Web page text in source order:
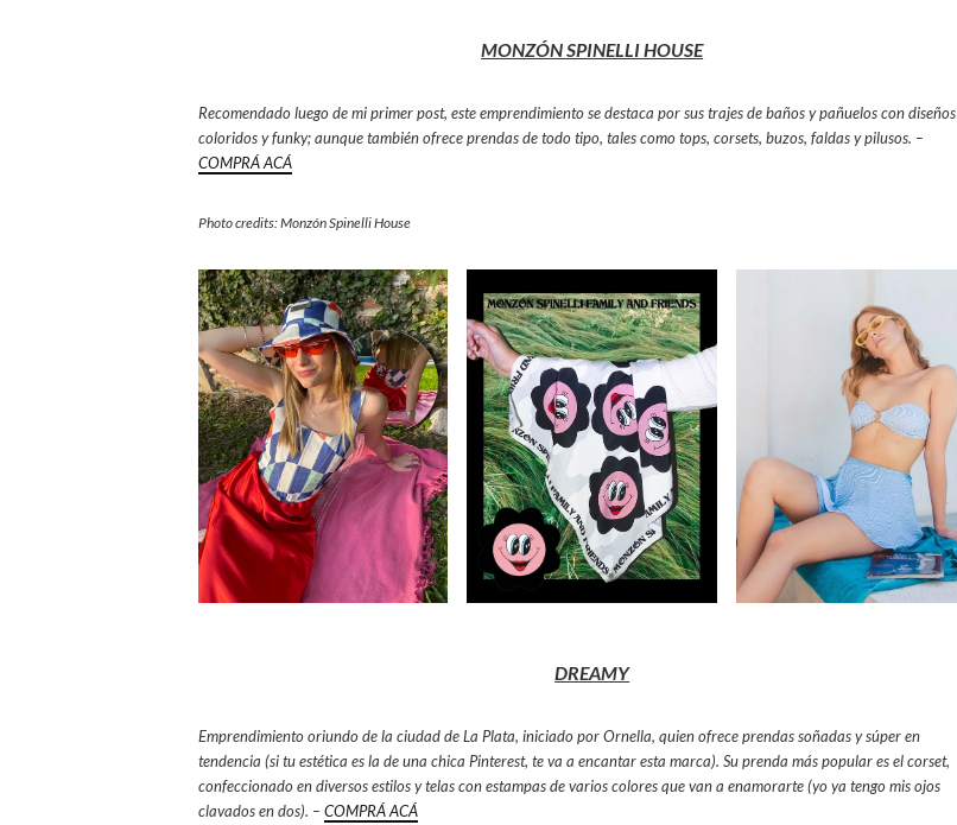
MONZÓN SPINELLI HOUSE
Recomendado luego de mi primer post, este emprendimiento se destaca por sus trajes de baños y pañuelos con diseños
coloridos y funky; aunque también ofrece prendas de todo tipo, tales como tops, corsets, buzos, faldas y pilusos. –
COMPRÁ ACÁ
Photo credits: Monzón Spinelli House
DREAMY
Emprendimiento oriundo de la ciudad de La Plata, iniciado por Ornella, quien ofrece prendas soñadas y súper en
tendencia (si tu estética es la de una chica Pinterest, te va a encantar esta marca). Su prenda más popular es el corset,
confeccionado en diversos estilos y telas con estampas de varios colores que van a enamorarte (yo ya tengo mis ojos
clavados en dos). – COMPRÁ ACÁ